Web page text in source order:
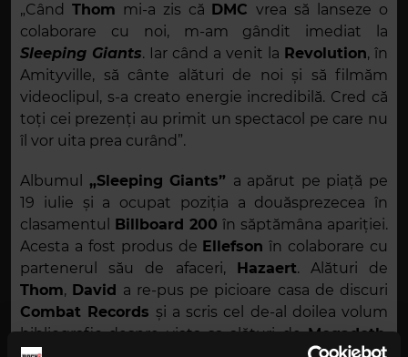
„Când Thom mi-a zis că DMCvrea să lanseze o
colaborare cu noi, m-am gândit imediat la
Sleeping Giants. Iar când a venit la Revolution, în
Amityville, să cânte alături de noi și să filmăm
videoclipul, s-a creato energie incredibilă. Cred că
toți cei prezenți au primit un spectacol pe care nu
îl vor uita prea curând”.
Albumul „Sleeping Giants” a apărut pe piață pe
19 iulie și a ocupat poziția a douăsprezecea în
clasamentul
Billboard 200 în săptămâna apariției.
Acesta a fost produs de Ellefson în colaborare cu
partenerul său de afaceri,
Hazaert. Alături de
Thom, David a re-pus pe picioare casa de discuri
Combat Records și a scris cel de-al doilea volum
bibliografic despre viața sa alături deMegadeth,